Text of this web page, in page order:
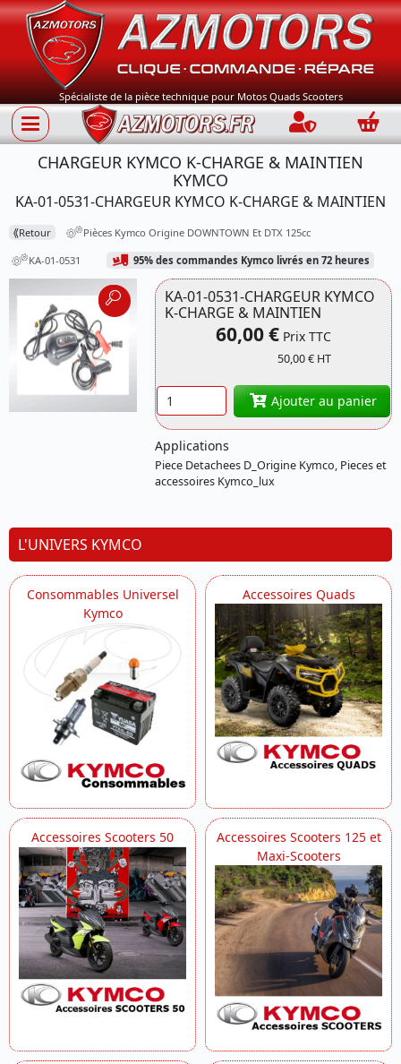
Spécialiste de la pièce technique pour Motos Quads Scooters
Connection
CHARGEUR KYMCO K-CHARGE & MAINTIEN
KYMCO
KA-01-0531-CHARGEUR KYMCO K-CHARGE & MAINTIEN
⟪Retour Pièces Kymco Origine DOWNTOWN Et DTX 125cc
KA-01-0531 95% des commandes Kymco livrés en 72 heures
Référence
KA-01-0531-CHARGEUR KYMCO
K-CHARGE & MAINTIEN
60,00 €Prix TTC
50,00 € HT
Quantité Ajouter au panier
Applications
Piece Detachees D_Origine Kymco, Pieces et
accessoires Kymco_lux
L'UNIVERS KYMCO
Consommables Universel
Kymco
Accessoires Quads
Accessoires Scooters 50
Accessoires Scooters 125 et
Maxi-Scooters